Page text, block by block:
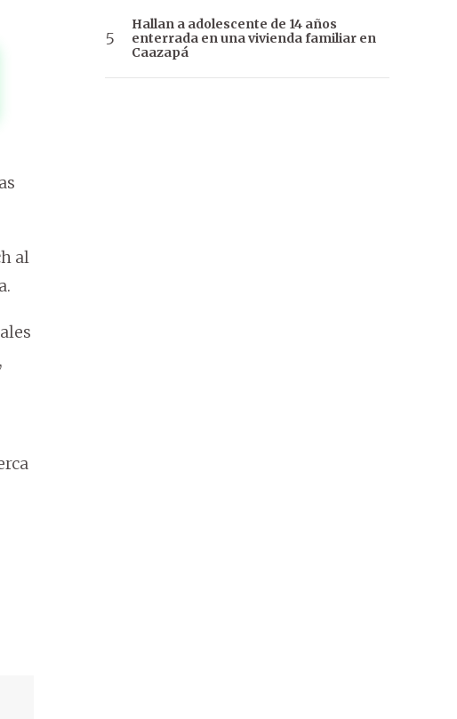
al
Hallan a adolescente de 14 años
enterrada en una vivienda familiar en
Caazapá